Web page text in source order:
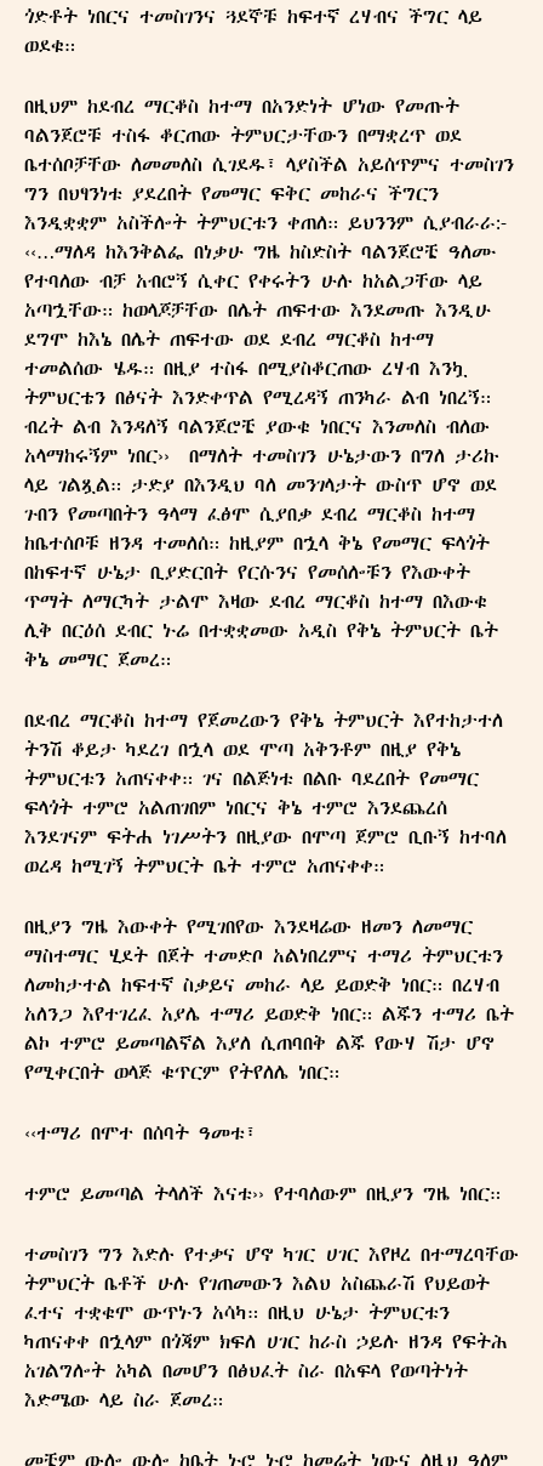
ጎድቶት ነበርና ተመስገንና ጓደኞቹ ከፍተኛ ረሃብና ችግር ላይ
ወደቁ።
በዚህም ከደብረ ማርቆስ ከተማ በአንድነት ሆነው የመጡት
ባልንጀሮቹ ተስፋ ቆርጠው ትምህርታቸውን በማቋረጥ ወደ
ቤተሰቦቻቸው ለመመለስ ሲገደዱ፣ ላያስችል አይሰጥምና ተመስገን
ግን በህፃንነቱ ያደረበት የመማር ፍቅር መከራና ችግርን
እንዲቋቋም አስችሎት ትምህርቱን ቀጠለ። ይህንንም ሲያብራራ:-
‹‹…ማለዳ ከእንቅልፌ በነቃሁ ግዜ ከስድስት ባልንጀሮቼ ዓለሙ
የተባለው ብቻ አብሮኝ ሲቀር የቀሩትን ሁሉ ከአልጋቸው ላይ
አጣኋቸው። ከወላጆቻቸው በሌት ጠፍተው እንደመጡ እንዲሁ
ደግሞ ከእኔ በሌት ጠፍተው ወደ ደብረ ማርቆስ ከተማ
ተመልሰው ሄዱ። በዚያ ተስፋ በሚያስቆርጠው ረሃብ እንኳ
ትምህርቴን በፅናት እንድቀጥል የሚረዳኝ ጠንካራ ልብ ነበረኝ።
ብረት ልብ እንዳለኝ ባልንጀሮቼ ያውቁ ነበርና እንመለስ ብለው
አላማከሩኝም ነበር›› በማለት ተመስገን ሁኔታውን በግለ ታሪኩ
ላይ ገልጿል። ታድያ በእንዲህ ባለ መንገላታት ውስጥ ሆኖ ወደ
ጉበን የመጣበትን ዓላማ ፈፅሞ ሲያበቃ ደብረ ማርቆስ ከተማ
ከቤተሰቦቹ ዘንዳ ተመለሰ። ከዚያም በኋላ ቅኔ የመማር ፍላጎት
በከፍተኛ ሁኔታ ቢያድርበት የርሱንና የመሰሎቹን የእውቀት
ጥማት ለማርካት ታልሞ እዛው ደብረ ማርቆስ ከተማ በእውቁ
ሊቅ በርዕሰ ደብር ኑሬ በተቋቋመው አዲስ የቅኔ ትምህርት ቤት
ቅኔ መማር ጀመረ።
በደብረ ማርቆስ ከተማ የጀመረውን የቅኔ ትምህርት እየተከታተለ
ትንሽ ቆይታ ካደረገ በኋላ ወደ ሞጣ አቅንቶም በዚያ የቅኔ
ትምህርቱን አጠናቀቀ። ገና በልጅነቱ በልቡ ባደረበት የመማር
ፍላጎት ተምሮ አልጠገበም ነበርና ቅኔ ተምሮ እንደጨረሰ
እንደገናም ፍትሐ ነገሥትን በዚያው በሞጣ ጀምሮ ቢቡኝ ከተባለ
ወረዳ ከሚገኝ ትምህርት ቤት ተምሮ አጠናቀቀ።
በዚያን ግዜ እውቀት የሚገበየው እንደዛሬው ዘመን ለመማር
ማስተማር ሂደት በጀት ተመድቦ አልነበረምና ተማሪ ትምህርቱን
ለመከታተል ከፍተኛ ስቃይና መከራ ላይ ይወድቅ ነበር። በረሃብ
አለንጋ እየተገረፈ አያሌ ተማሪ ይወድቅ ነበር። ልጁን ተማሪ ቤት
ልኮ ተምሮ ይመጣልኛል እያለ ሲጠባበቅ ልጁ የውሃ ሽታ ሆኖ
የሚቀርበት ወላጅ ቁጥርም የትየለሌ ነበር።
‹‹ተማሪ በሞተ በሰባት ዓመቱ፣
ተምሮ ይመጣል ትላለች እናቱ›› የተባለውም በዚያን ግዜ ነበር።
ተመስገን ግን እድሉ የተቃና ሆኖ ካገር ሀገር እየዞረ በተማረባቸው
ትምህርት ቤቶች ሁሉ የገጠመውን እልህ አስጨራሽ የህይወት
ፈተና ተቋቁሞ ውጥኑን አሳካ። በዚህ ሁኔታ ትምህርቱን
ካጠናቀቀ በኋላም በጎጃም ክፍለ ሀገር ከራስ ኃይሉ ዘንዳ የፍትሕ
አገልግሎት አካል በመሆን በፅህፈት ስራ በአፍላ የወጣትነት
እድሜው ላይ ስራ ጀመረ።
መቼም ውሎ ውሎ ከቤት ኑሮ ኑሮ ከመሬት ነውና ለዚህ ዓለም